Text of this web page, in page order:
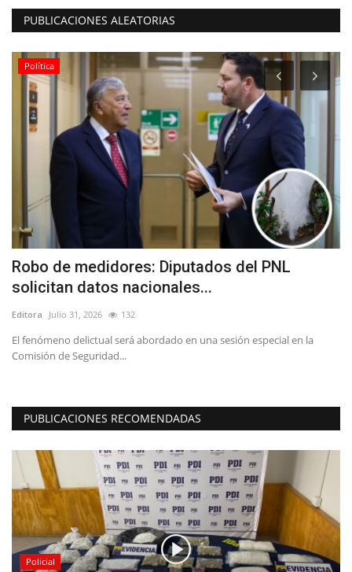
PUBLICACIONES ALEATORIAS
Política
Robo de medidores: Diputados del PNL
solicitan datos nacionales...
Editora Julio 31, 2026 132
El fenómeno delictual será abordado en una sesión especial en la
Comisión de Seguridad...
PUBLICACIONES RECOMENDADAS
Policial